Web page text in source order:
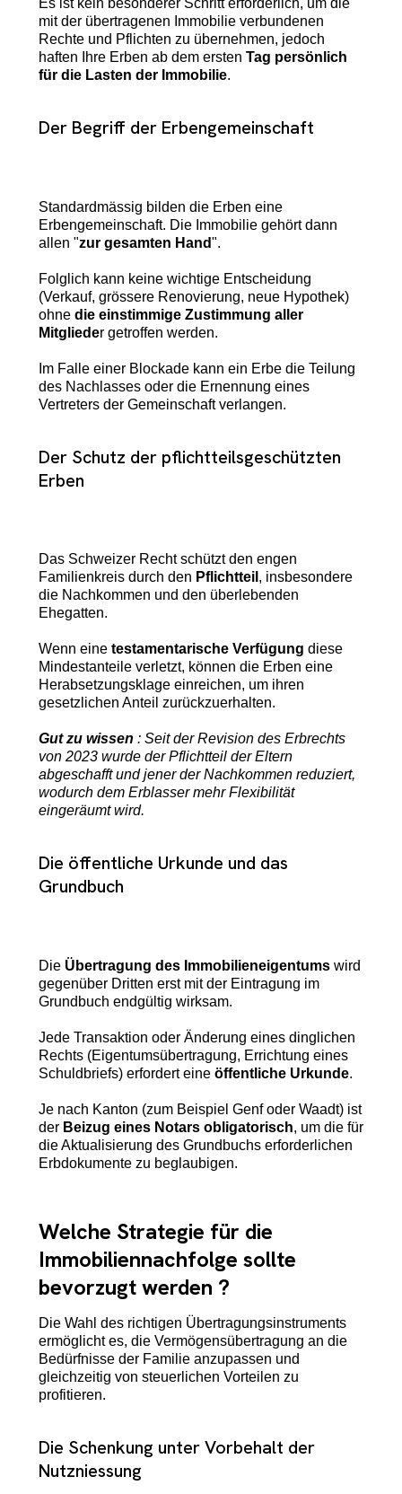
Es ist kein besonderer Schritt erforderlich, um die
mit der übertragenen Immobilie verbundenen
Rechte und Pflichten zu übernehmen, jedoch
haften Ihre Erben ab dem ersten Tag persönlich
für die Lasten der Immobilie.
Der Begriff der Erbengemeinschaft
Standardmässig bilden die Erben eine
Erbengemeinschaft. Die Immobilie gehört dann
allen "zur gesamten Hand".
Folglich kann keine wichtige Entscheidung
(Verkauf, grössere Renovierung, neue Hypothek)
ohne die einstimmige Zustimmung aller
Mitglieder getroffen werden.
Im Falle einer Blockade kann ein Erbe die Teilung
des Nachlasses oder die Ernennung eines
Vertreters der Gemeinschaft verlangen.
Der Schutz der pflichtteilsgeschützten
Erben
Das Schweizer Recht schützt den engen
Familienkreis durch den Pflichtteil , insbesondere
die Nachkommen und den überlebenden
Ehegatten.
Wenn eine testamentarische Verfügung diese
Mindestanteile verletzt, können die Erben eine
Herabsetzungsklage einreichen, um ihren
gesetzlichen Anteil zurückzuerhalten.
Gut zu wissen : Seit der Revision des Erbrechts
von 2023 wurde der Pflichtteil der Eltern
abgeschafft und jener der Nachkommen reduziert,
wodurch dem Erblasser mehr Flexibilität
eingeräumt wird.
Die öffentliche Urkunde und das
Grundbuch
Die Übertragung des Immobilieneigentumswird
gegenüber Dritten erst mit der Eintragung im
Grundbuch endgültig wirksam.
Jede Transaktion oder Änderung eines dinglichen
Rechts (Eigentumsübertragung, Errichtung eines
Schuldbriefs) erfordert eine öffentliche Urkunde.
Je nach Kanton (zum Beispiel Genf oder Waadt) ist
der Beizug eines Notars obligatorisch, um die für
die Aktualisierung des Grundbuchs erforderlichen
Erbdokumente zu beglaubigen.
Welche Strategie für die
Immobiliennachfolge sollte
bevorzugt werden ?
Die Wahl des richtigen Übertragungsinstruments
ermöglicht es, die Vermögensübertragung an die
Bedürfnisse der Familie anzupassen und
gleichzeitig von steuerlichen Vorteilen zu
profitieren.
Die Schenkung unter Vorbehalt der
Nutzniessung